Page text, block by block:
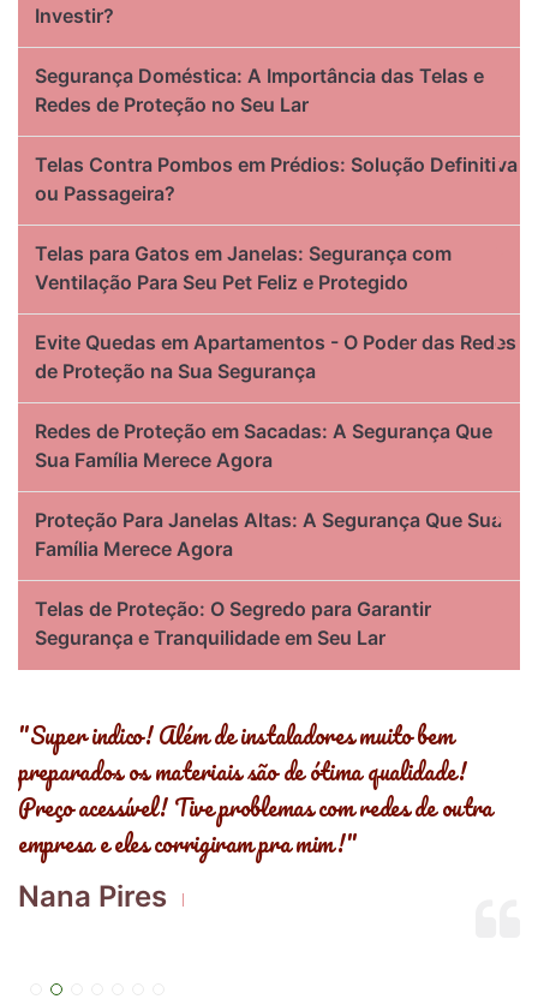
Investir?
Segurança Doméstica: A Importância das Telas e
Redes de Proteção no Seu Lar
Telas Contra Pombos em Prédios: Solução Definitiva
ou Passageira?
Telas para Gatos em Janelas: Segurança com
Ventilação Para Seu Pet Feliz e Protegido
Evite Quedas em Apartamentos - O Poder das Redes
de Proteção na Sua Segurança
Redes de Proteção em Sacadas: A Segurança Que
Sua Família Merece Agora
Proteção Para Janelas Altas: A Segurança Que Sua
Família Merece Agora
Telas de Proteção: O Segredo para Garantir
Segurança e Tranquilidade em Seu Lar
"Super indico! Além de instaladores muito bem
preparados os materiais são de ótima qualidade!
Preço acessível! Tive problemas com redes de outra
empresa e eles corrigiram pra mim!"
Nana Pires